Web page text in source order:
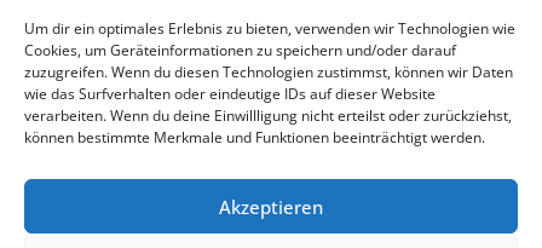
Um dir ein optimales Erlebnis zu bieten, verwenden wir Technologien wie
Cookies, um Geräteinformationen zu speichern und/oder darauf
zuzugreifen. Wenn du diesen Technologien zustimmst, können wir Daten
wie das Surfverhalten oder eindeutige IDs auf dieser Website
verarbeiten. Wenn du deine Einwillligung nicht erteilst oder zurückziehst,
können bestimmte Merkmale und Funktionen beeinträchtigt werden.
Akzeptieren
Bücherregale sortieren: Welches
passt zu dir, und warum Ordnung
Freude macht
Sandra Feb. 19, 2026